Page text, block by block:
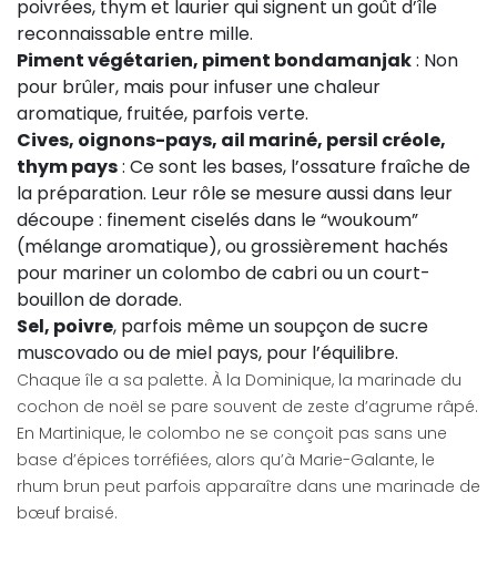
poivrées, thym et laurier qui signent un goût d’île
reconnaissable entre mille.
Piment végétarien, piment bondamanjak: Non
pour brûler, mais pour infuser une chaleur
aromatique, fruitée, parfois verte.
Cives, oignons-pays, ail mariné, persil créole,
thym pays: Ce sont les bases, l’ossature fraîche de
la préparation. Leur rôle se mesure aussi dans leur
découpe : finement ciselés dans le “woukoum”
(mélange aromatique), ou grossièrement hachés
pour mariner un colombo de cabri ou un court-
bouillon de dorade.
Sel, poivre, parfois même un soupçon de sucre
muscovado ou de miel pays, pour l’équilibre.
Chaque île a sa palette. À la Dominique, la marinade du
cochon de noël se pare souvent de zeste d’agrume râpé.
En Martinique, le colombo ne se conçoit pas sans une
base d’épices torréfiées, alors qu’à Marie-Galante, le
rhum brun peut parfois apparaître dans une marinade de
bœuf braisé.